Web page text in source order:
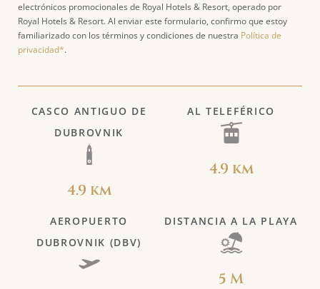
electrónicos promocionales de Royal Hotels & Resort, operado por
Royal Hotels & Resort. Al enviar este formulario, confirmo que estoy
familiarizado con los términos y condiciones de nuestra Política de
privacidad*.
CASCO ANTIGUO DE
DUBROVNIK
4.9 km
AL TELEFÉRICO
4.9 km
AEROPUERTO
DUBROVNIK (DBV)
DISTANCIA A LA PLAYA
5 M